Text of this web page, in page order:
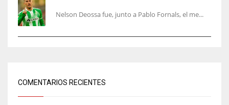
Nelson Deossa fue, junto a Pablo Fornals, el me...
COMENTARIOS RECIENTES